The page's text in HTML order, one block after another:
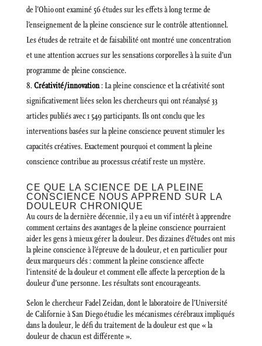
de l’Ohio ont examiné 56 études sur les effets à long terme de
l’enseignement de la pleine conscience sur le contrôle attentionnel.
Les études de retraite et de faisabilité ont montré une concentration
et une attention accrues sur les sensations corporelles à la suite d’un
programme de pleine conscience.
Créativité/innovation: La pleine conscience et la créativité sont
significativement liées selon les chercheurs qui ont réanalysé 33
articles publiés avec 1 549 participants. Ils ont conclu que les
interventions basées sur la pleine conscience peuvent stimuler les
capacités créatives. Exactement pourquoi et comment la pleine
conscience contribue au processus créatif reste un mystère.
CE QUE LA SCIENCE DE LA PLEINE
CONSCIENCE NOUS APPREND SUR LA
DOULEUR CHRONIQUE
Au cours de la dernière décennie, il y a eu un vif intérêt à apprendre
comment certains des avantages de la pleine conscience pourraient
aider les gens à mieux gérer la douleur. Des dizaines d’études ont mis
la pleine conscience à l’épreuve de la douleur, et en particulier pour
deux marqueurs clés : comment la pleine conscience affecte
l’intensité de la douleur et comment elle affecte la perception de la
douleur d’une personne. Les résultats sont encourageants.
Selon le chercheur Fadel Zeidan, dont le laboratoire de l’Université
de Californie à San Diego étudie les mécanismes cérébraux impliqués
dans la douleur, le défi du traitement de la douleur est que « la
douleur de chacun est différente ».